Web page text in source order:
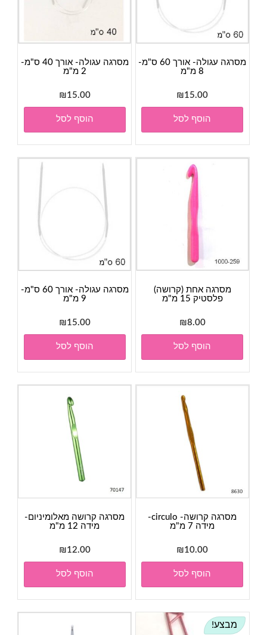
מסרגה עגולה- אורך 60 ס"מ-
8 מ"מ
₪15.00
הוסף לסל
מסרגה עגולה- אורך 40 ס"מ-
2 מ"מ
₪15.00
הוסף לסל
מסרגה אחת (קרושה)
פלסטיק 15 מ"מ
₪8.00
הוסף לסל
מסרגה עגולה- אורך 60 ס"מ-
9 מ"מ
₪15.00
הוסף לסל
מסרגה קרושה- circulo-
מידה 7 מ"מ
₪10.00
הוסף לסל
מסרגה קרושה מאלומיניום-
מידה 12 מ"מ
₪12.00
הוסף לסל
מבצע!